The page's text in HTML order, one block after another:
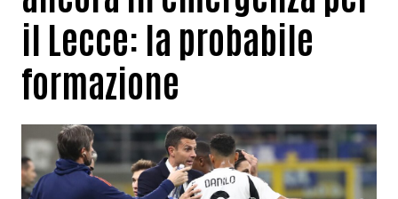
il Lecce: la probabile
formazione